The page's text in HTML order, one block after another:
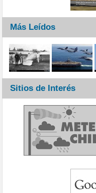
Más Leídos
Sitios de Interés